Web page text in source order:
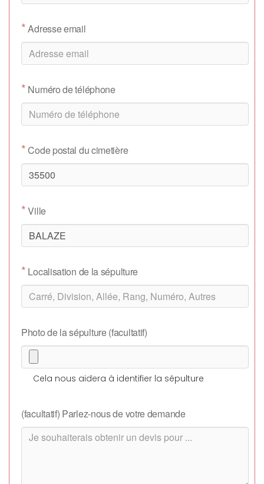
*Adresse email
* Numéro de téléphone
*Code postal du cimetière
*Ville
* Localisation de la sépulture
Photo de la sépulture (facultatif)
Cela nous aidera à identifier la sépulture
(facultatif) Parlez-nous de votre demande